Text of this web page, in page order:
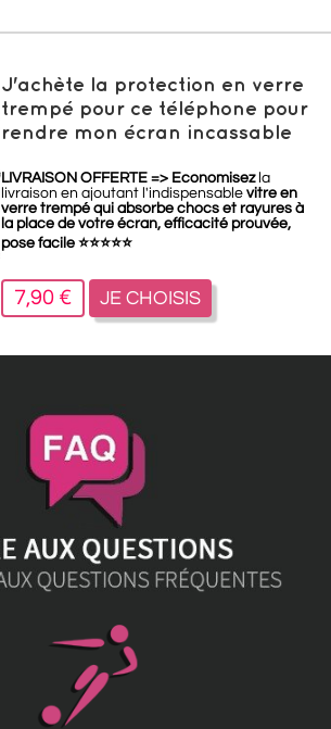
J'achète la protection en verre
trempé pour ce téléphone pour
rendre mon écran incassable
LIVRAISON OFFERTE => Economisezla
livraison en ajoutant l'indispensable vitre en
verre trempé qui absorbe chocs et rayures à
la place de votre écran, efficacité prouvée,
pose facile ⭐⭐⭐⭐⭐
7,90 € JE CHOISIS